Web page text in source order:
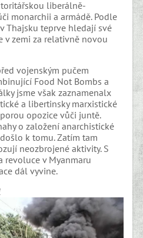
liberálně-
monarchii a armádě. Podle
Thajsku teprve hledají své
v zemi za relativně novou
vojenským pučem
Food Not Bombs a
jsme však zaznamenalx
a libertinsky marxistické
opozice vůči juntě.
o založení anarchistické
k tomu. Zatím tam
neozbrojené aktivity. S
revoluce v Myanmaru
dál vyvine.